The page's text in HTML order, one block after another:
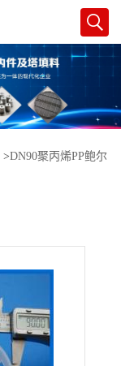
>DN90聚丙烯PP鲍尔